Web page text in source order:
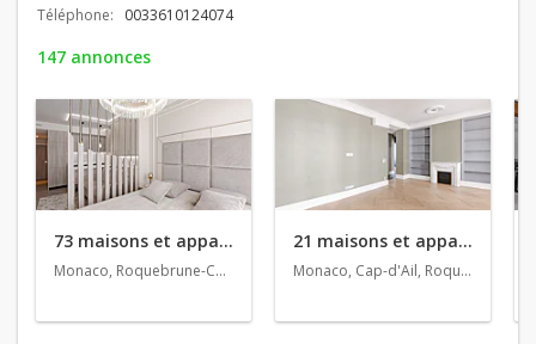
Téléphone: 0033610124074
147 annonces
73 maisons et appartements en vente
Monaco, Roquebrune-Cap-Martin, Nice
21 maisons et appartements en location
Monaco, Cap-d'Ail, Roquebrune-Cap-Martin